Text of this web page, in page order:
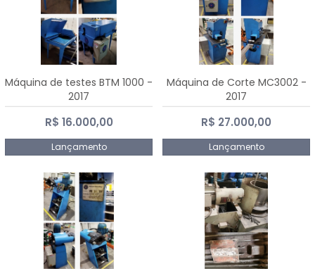
Máquina de testes BTM 1000 -
2017
R$ 16.000,00
Lançamento
Máquina de Corte MC3002 -
2017
R$ 27.000,00
Lançamento